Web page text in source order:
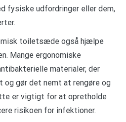
fysiske udfordringer eller dem,
toiletsæde også hjælpe
Mange ergonomiske
materialer, der
gør det nemt at rengøre og
er vigtigt for at opretholde
risikoen for infektioner.